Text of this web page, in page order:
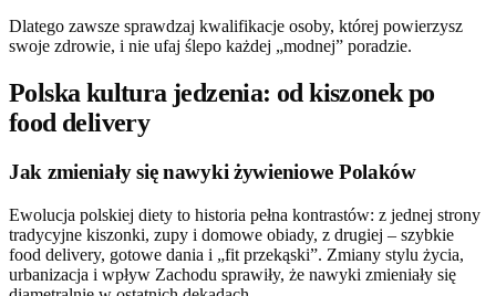
Dlatego zawsze sprawdzaj kwalifikacje osoby, której powierzysz
swoje zdrowie, i nie ufaj ślepo każdej „modnej” poradzie.
Polska kultura jedzenia: od kiszonek po
food delivery
Jak zmieniały się nawyki żywieniowe Polaków
Ewolucja polskiej diety to historia pełna kontrastów: z jednej strony
tradycyjne kiszonki, zupy i domowe obiady, z drugiej – szybkie
food delivery, gotowe dania i „fit przekąski”. Zmiany stylu życia,
urbanizacja i wpływ Zachodu sprawiły, że nawyki zmieniały się